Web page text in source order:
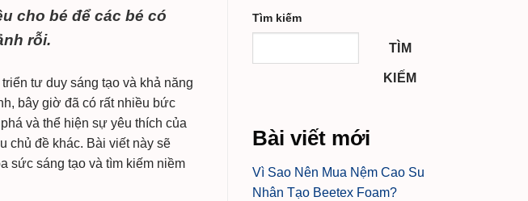
cho bé để các bé có
rỗi.
tư duy sáng tạo và khả năng
bây giờ đã có rất nhiều bức
và thể hiện sự yêu thích của
chủ đề khác. Bài viết này sẽ
sức sáng tạo và tìm kiếm niềm
Tìm kiếm
TÌM
KIẾM
Bài viết mới
Vì Sao Nên Mua Nệm Cao Su
Nhân Tạo Beetex Foam?